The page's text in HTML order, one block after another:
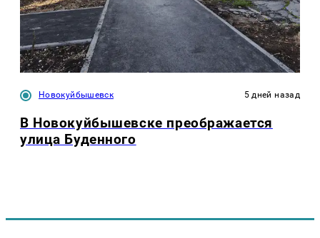
Новокуйбышевск 5 дней назад
В Новокуйбышевске преображается
улица Буденного